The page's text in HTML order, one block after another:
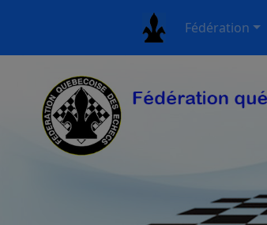
Fédération